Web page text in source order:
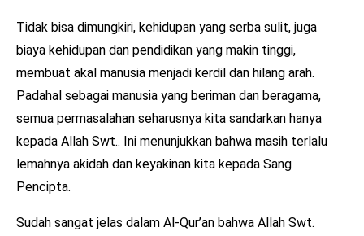
Tidak bisa dimungkiri, kehidupan yang serba sulit, juga
biaya kehidupan dan pendidikan yang makin tinggi,
membuat akal manusia menjadi kerdil dan hilang arah.
Padahal sebagai manusia yang beriman dan beragama,
semua permasalahan seharusnya kita sandarkan hanya
kepada Allah Swt.. Ini menunjukkan bahwa masih terlalu
lemahnya akidah dan keyakinan kita kepada Sang
Pencipta.
Sudah sangat jelas dalam Al-Qur’an bahwa Allah Swt.